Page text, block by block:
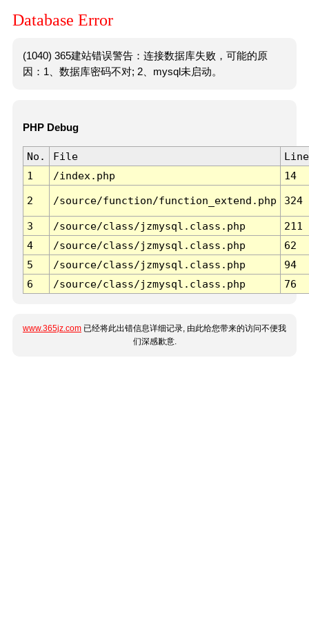
Database Error
(1040) 365建站错误警告：连接数据库失败，可能的原
因：1、数据库密码不对; 2、mysql未启动。
PHP Debug
No. File
Line
1
/index.php 14
2 /source/function/function_extend.php 324
3 /source/class/jzmysql.class.php
211
4
/source/class/jzmysql.class.php
62
5
/source/class/jzmysql.class.php
94
6
/source/class/jzmysql.class.php 76
www.365jz.com 已经将此出错信息详细记录, 由此给您带来的访问不便我
们深感歉意.